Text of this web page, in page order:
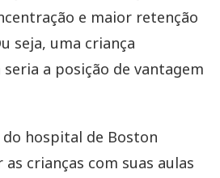
e maior retenção
seja, uma criança
a posição de vantagem
hospital de Boston
crianças com suas aulas